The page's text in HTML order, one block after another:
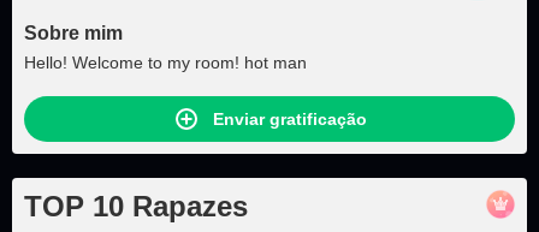
Sobre mim
Hello! Welcome to my room! hot man
Enviar gratificação
TOP 10 Rapazes